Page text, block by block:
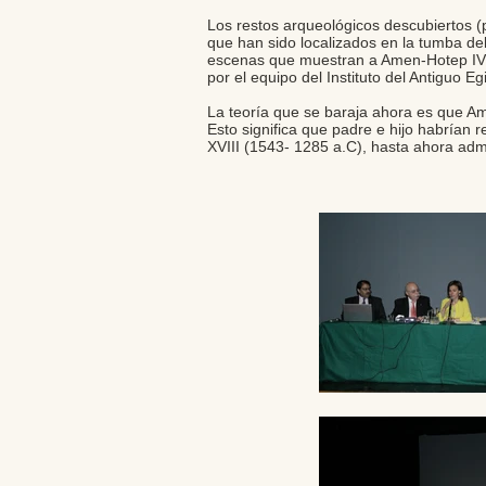
Los restos arqueológicos descubiertos
que han sido localizados en la tumba
escenas que muestran a Amen-Hotep
por el equipo del Instituto del Antiguo
La teoría que se baraja ahora es que
Esto significa que padre e hijo habrían
XVIII (1543- 1285 a.C), hasta ahora